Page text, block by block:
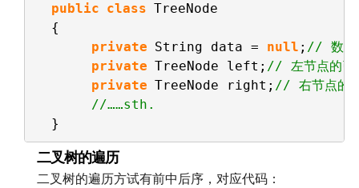
public class TreeNode
{
private String data = null ; // 数据
private TreeNode left; // 左节点的引
private TreeNode right; // 右节点的
//……sth.
}
二叉树的遍历
二叉树的遍历方试有前中后序，对应代码：